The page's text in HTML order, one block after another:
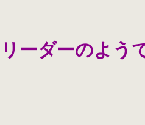
ーダーのよ